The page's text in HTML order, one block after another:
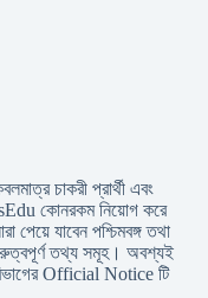
চাকরী প্রার্থী এবং
কোনরকম নিয়োগ করে
যাবেন পশ্চিমবঙ্গ তথা
গুরুত্বপূর্ণ তথ্য সমূহ। অবশ্যই
Official Notice টি